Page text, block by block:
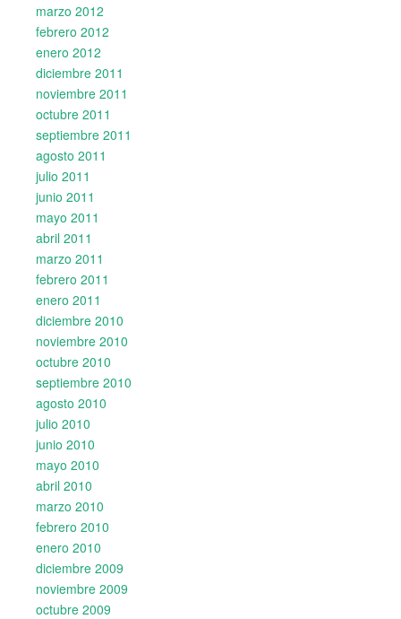
marzo 2012
febrero 2012
enero 2012
diciembre 2011
noviembre 2011
octubre 2011
septiembre 2011
agosto 2011
julio 2011
junio 2011
mayo 2011
abril 2011
marzo 2011
febrero 2011
enero 2011
diciembre 2010
noviembre 2010
octubre 2010
septiembre 2010
agosto 2010
julio 2010
junio 2010
mayo 2010
abril 2010
marzo 2010
febrero 2010
enero 2010
diciembre 2009
noviembre 2009
octubre 2009